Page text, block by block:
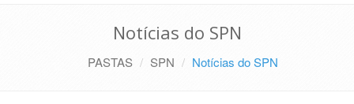
Notícias do SPN
PASTAS SPN Notícias do SPN